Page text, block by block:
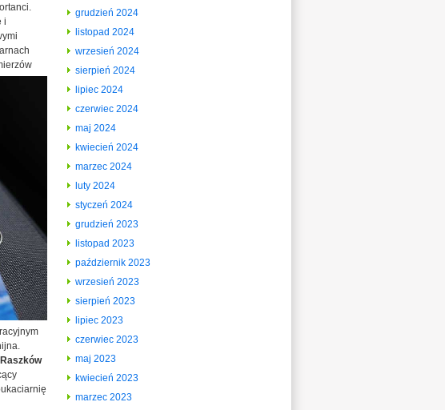
i
grudzień 2024
listopad 2024
wrzesień 2024
sierpień 2024
lipiec 2024
czerwiec 2024
maj 2024
kwiecień 2024
marzec 2024
luty 2024
styczeń 2024
grudzień 2023
listopad 2023
październik 2023
wrzesień 2023
sierpień 2023
lipiec 2023
czerwiec 2023
maj 2023
kwiecień 2023
marzec 2023